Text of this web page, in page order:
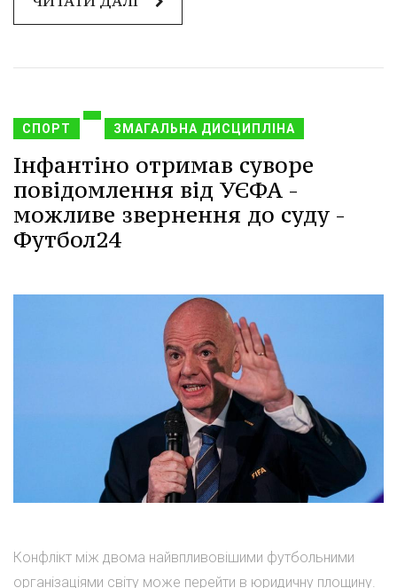
СПОРТ ЗМАГАЛЬНА ДИСЦИПЛІНА
Інфантіно отримав суворе
повідомлення від УЄФА -
можливе звернення до суду -
Футбол24
Конфлікт між двома найвпливовішими футбольними
організаціями світу може перейти в юридичну площину.